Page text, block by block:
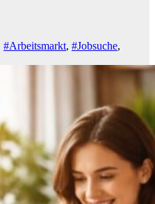
#Arbeitsmarkt, #Jobsuche,